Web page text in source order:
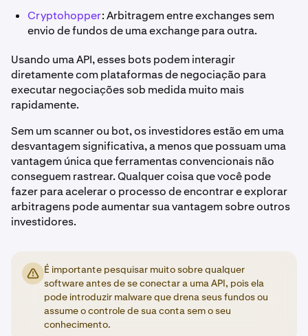
Cryptohopper: Arbitragem entre exchanges sem
envio de fundos de uma exchange para outra.
Usando uma API, esses bots podem interagir
diretamente com plataformas de negociação para
executar negociações sob medida muito mais
rapidamente.
Sem um scanner ou bot, os investidores estão em uma
desvantagem significativa, a menos que possuam uma
vantagem única que ferramentas convencionais não
conseguem rastrear. Qualquer coisa que você pode
fazer para acelerar o processo de encontrar e explorar
arbitragens pode aumentar sua vantagem sobre outros
investidores.
É importante pesquisar muito sobre qualquer
software antes de se conectar a uma API, pois ela
pode introduzir malware que drena seus fundos ou
assume o controle de sua conta sem o seu
conhecimento.